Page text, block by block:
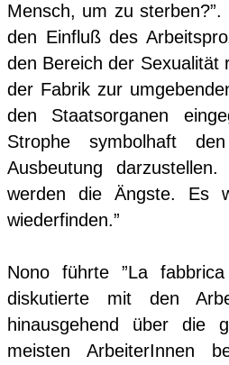
Mensch, um zu
den Einfluß des
den Bereich der Sexualität
der Fabrik zur
den Staatsorganen
Strophe symbolhaft
Ausbeutung
werden die Ängste. Es
wiederfinden.”
Nono führte ”La
diskutierte mit den
hinausgehend über die
meisten ArbeiterInnen